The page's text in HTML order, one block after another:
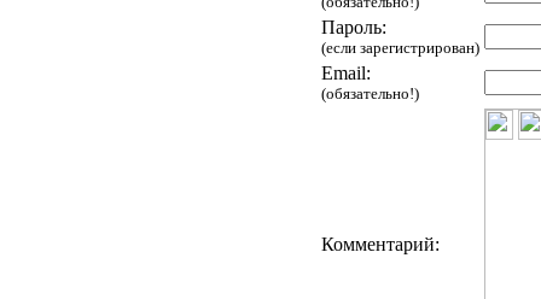
Пароль:
(если зарегистрирован)
Email:
(обязательно!)
Комментарий: